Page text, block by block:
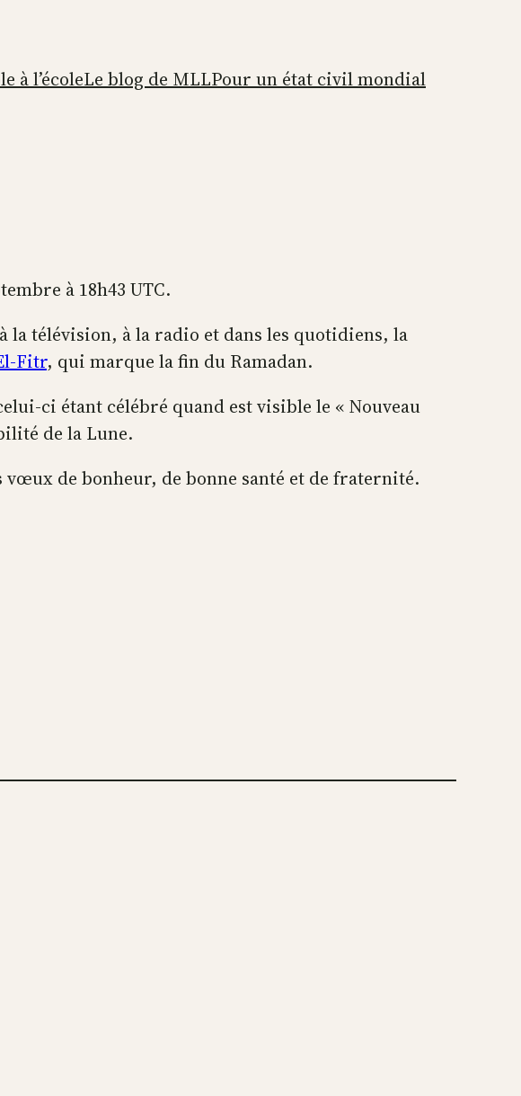
à l’écoleLe blog de MLLPour un état civil mondial
à 18h43 UTC.
la télévision, à la radio et dans les quotidiens, la
Fitr, qui marque la fin du Ramadan.
ci étant célébré quand est visible le « Nouveau
de la Lune.
vœux de bonheur, de bonne santé et de fraternité.